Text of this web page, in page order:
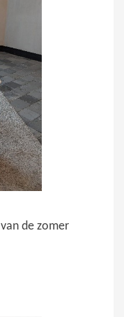
de zomer